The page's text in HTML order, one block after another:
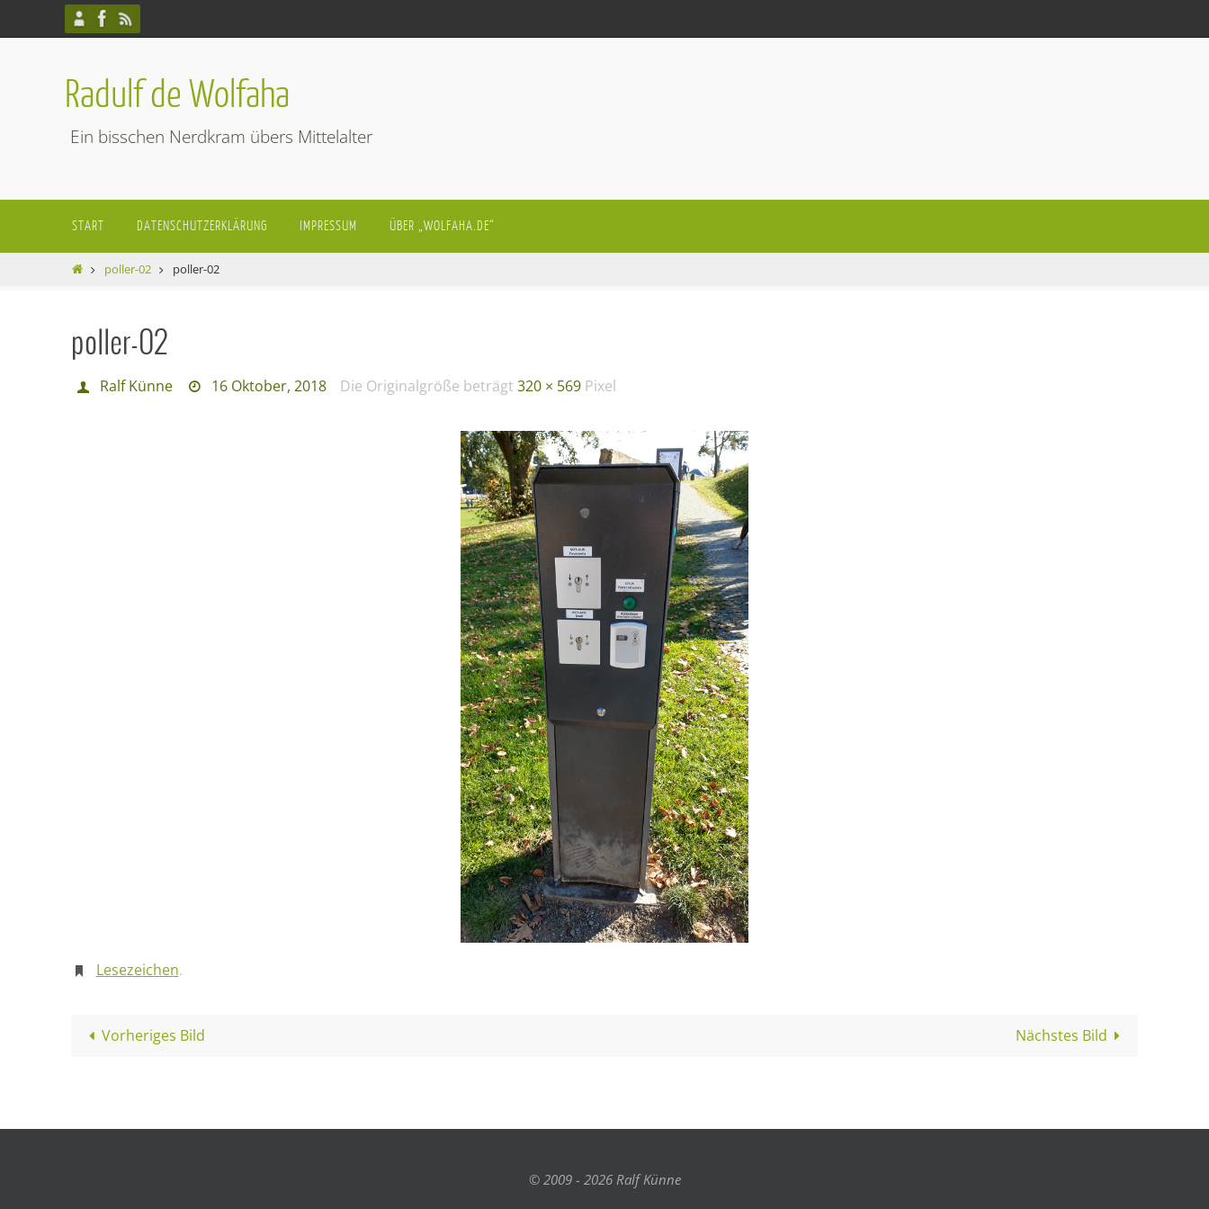
Inhalt
Radulf de Wolfaha
Ein bisschen Nerdkram übers Mittelalter
springen
START DATENSCHUTZERKLÄRUNG IMPRESSUM ÜBER „WOLFAHA.DE“
Startpoller-02 poller-02
poller-02
Ralf Künne 16 Oktober, 2018 Die Originalgröße beträgt320 × 569 Pixel
Lesezeichen.
Vorheriges Bild Nächstes Bild
© 2009 - 2026 Ralf Künne